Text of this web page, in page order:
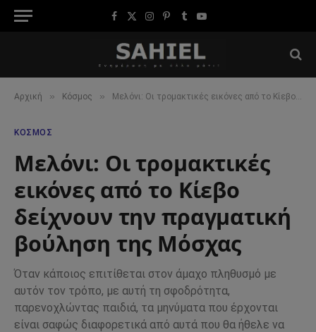
Facebook
X
Instagram
Pinterest
TumblrYouTube
Αρχική » Κόσμος » Μελόνι: Οι τρομακτικές εικόνες από το Κίεβο δείχνουν την πραγματική βούληση της Μόσχας
ΚΌΣΜΟΣ
Μελόνι: Οι τρομακτικές
εικόνες από το Κίεβο
δείχνουν την πραγματική
βούληση της Μόσχας
Όταν κάποιος επιτίθεται στον άμαχο πληθυσμό με
αυτόν τον τρόπο, με αυτή τη σφοδρότητα,
παρενοχλώντας παιδιά, τα μηνύματα που έρχονται
είναι σαφώς διαφορετικά από αυτά που θα ήθελε να